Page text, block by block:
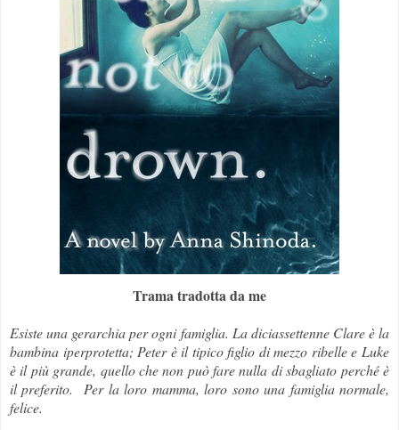
Trama tradotta da me
Esiste una gerarchia per ogni famiglia. La diciassettenne Clare è la
bambina iperprotetta; Peter è il tipico figlio di mezzo ribelle e Luke
è il più grande, quello che non può fare nulla di sbagliato perché è
il preferito. Per la loro mamma, loro sono una famiglia normale,
felice.